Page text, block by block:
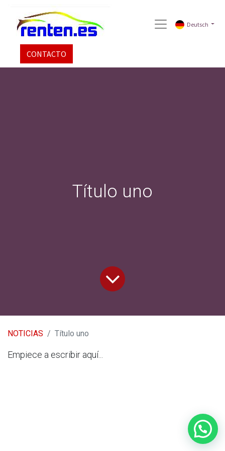
Deutsch
CONTACTO
Título uno
NOTICIAS Título uno
Empiece a escribir aquí...